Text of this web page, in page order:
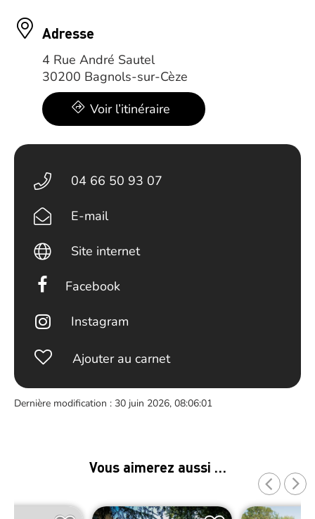
Adresse
4 Rue André Sautel
30200 Bagnols-sur-Cèze
Voir l’itinéraire
04 66 50 93 07
E-mail
Site internet
Facebook
Instagram
Ajouter au carnet
Dernière modification : 30 juin 2026, 08:06:01
Vous aimerez aussi …